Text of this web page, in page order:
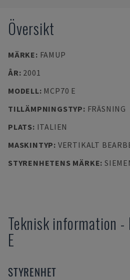
Översikt
MÄRKE: FAMUP
ÅR: 2001
MODELL: MCP70 E
TILLÄMPNINGSTYP: FRÄSNING
PLATS: ITALIEN
MASKINTYP: VERTIKALT
STYRENHETENS MÄRKE:
Teknisk information -
E
STYRENHET